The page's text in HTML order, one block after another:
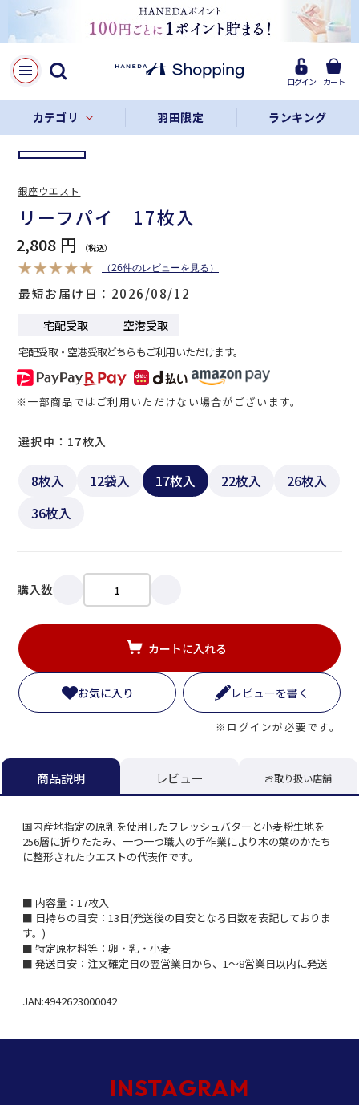
ログイン カート
カテゴリ 羽田限定 ランキング
LINE
Facebook
リンクをコピー
リーフパイ 17枚入
2,808 円
（26件のレビューを見る）
最短お届け日 2026/08/12
宅配受取 空港受取
宅配受取・空港受取どちらもご利用いただけます。
※一部商品ではご利用いただけない場合がございます。
8枚入 12袋入 17枚入 22枚入
26枚入
36枚入
選択中：17枚入
購入数
カートに入れる
お気に入り レビューを書く
※ログインが必要です。
銀座ウエスト
商品説明 レビュー お取り扱い店舗
国内産地指定の原乳を使用したフレッシュバターと小麦粉生地を
256層に折りたたみ、一つ一つ職人の手作業により木の葉のかたち
に整形されたウエストの代表作です。
■ 内容量：17枚入
■ 日持ちの目安：13日(発送後の目安となる日数を表記しておりま
す。)
■ 特定原材料等：卵・乳・小麦
■ 発送目安：注文確定日の翌営業日から、1～8営業日以内に発送
JAN:4942623000042
INSTAGRAM